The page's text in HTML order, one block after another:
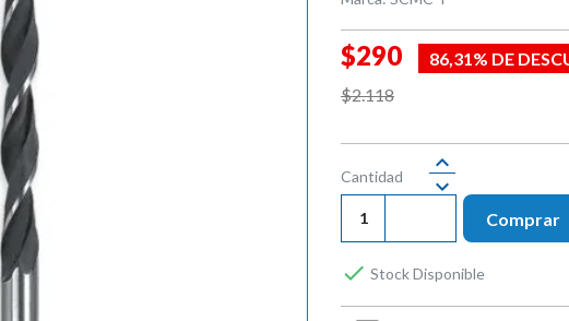
$290
86,31% DE
$2.118
Cantidad
Comprar
 Stock Disponible